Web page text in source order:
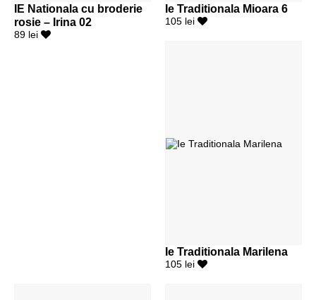
IE Nationala cu broderie
rosie – Irina 02
89 lei
Ie Traditionala Mioara 6
105 lei
Ie Traditionala Marilena
105 lei